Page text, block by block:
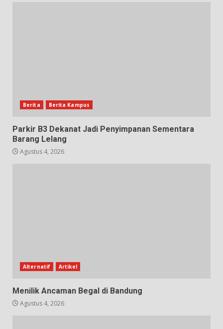
Berita Berita Kampus
Parkir B3 Dekanat Jadi Penyimpanan Sementara
Barang Lelang
Agustus 4, 2026
Alternatif Artikel
Menilik Ancaman Begal di Bandung
Agustus 4, 2026